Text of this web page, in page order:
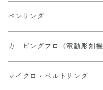
ミニルーターオプション
切断
ハイス、超硬
ダイヤモンドビット
ペンサンダー
カービングプロ（電動彫刻機
マイクロ・ベルトサンダー